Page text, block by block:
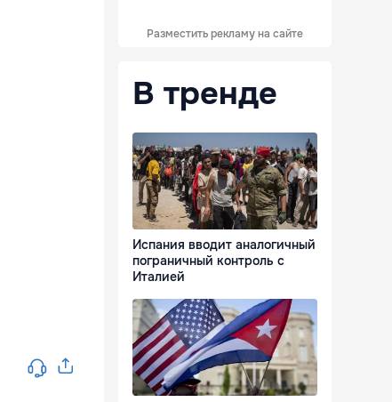
Разместить рекламу на сайте
В тренде
Испания вводит аналогичный
пограничный контроль с
Италией